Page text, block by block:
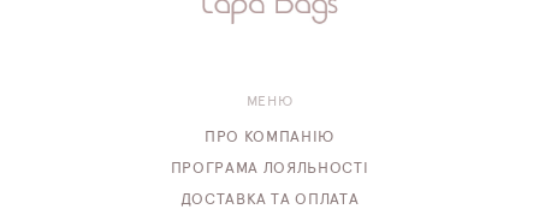
МЕНЮ
ПРО КОМПАНІЮ
ПРОГРАМА ЛОЯЛЬНОСТІ
ДОСТАВКА ТА ОПЛАТА